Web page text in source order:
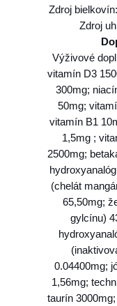
Zdroj
Zdroj
Výživové
vitamín D3
300mg;
50mg;
vitamín B1
1,5mg ;
2500mg;
(chelát
65,50mg;
gylcínu)
0.04400mg;
1,56mg;
taurín